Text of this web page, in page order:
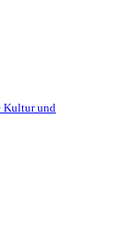
Kultur und